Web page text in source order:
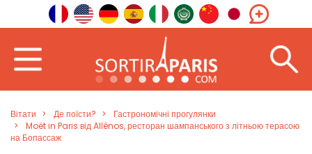
Вітати Де поїсти?
Гастрономічні прогулянки
Moët in Paris від Allénos, ресторан шампанського з літньою терасою
на Бопассаж